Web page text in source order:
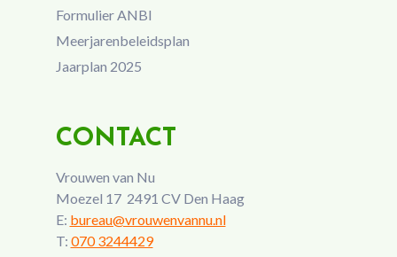
Formulier ANBI
Meerjarenbeleidsplan
Jaarplan 2025
CONTACT
Vrouwen van Nu
Moezel 17 2491 CV Den Haag
E: bureau@vrouwenvannu.nl
T: 070 3244429